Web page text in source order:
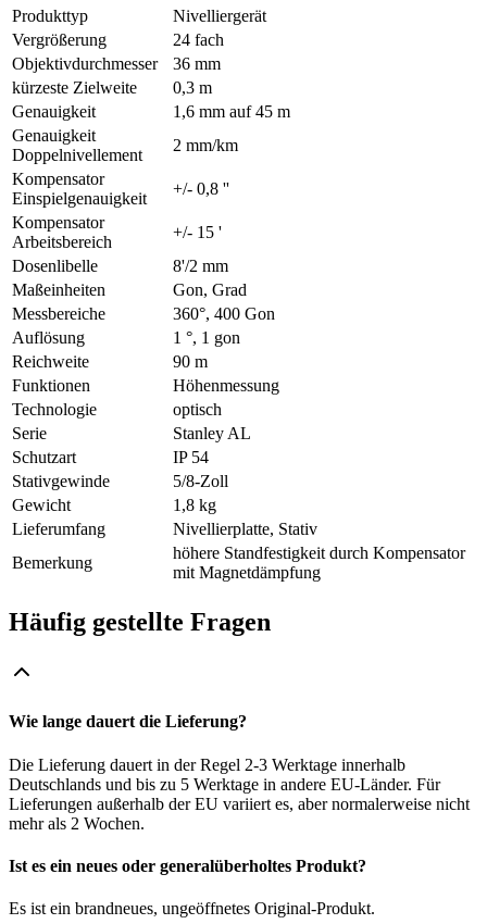
Produkttyp
Nivelliergerät
Vergrößerung
24 fach
Objektivdurchmesser
36 mm
kürzeste Zielweite
0,3 m
Genauigkeit
1,6 mm auf 45 m
Genauigkeit
Doppelnivellement
2 mm/km
Kompensator
Einspielgenauigkeit
+/- 0,8 ''
Kompensator
Arbeitsbereich
+/- 15 '
Dosenlibelle
8'/2 mm
Maßeinheiten
Gon, Grad
Messbereiche
360°, 400 Gon
Auflösung
1 °, 1 gon
Reichweite
90 m
Funktionen
Höhenmessung
Technologie
optisch
Serie
Stanley AL
Schutzart
IP 54
Stativgewinde
5/8-Zoll
Gewicht
1,8 kg
Lieferumfang
Nivellierplatte, Stativ
Bemerkung
höhere Standfestigkeit durch Kompensator
mit Magnetdämpfung
Häufig gestellte Fragen
Wie lange dauert die Lieferung?
Die Lieferung dauert in der Regel 2-3 Werktage innerhalb
Deutschlands und bis zu 5 Werktage in andere EU-Länder. Für
Lieferungen außerhalb der EU variiert es, aber normalerweise nicht
mehr als 2 Wochen.
Ist es ein neues oder generalüberholtes Produkt?
Es ist ein brandneues, ungeöffnetes Original-Produkt.